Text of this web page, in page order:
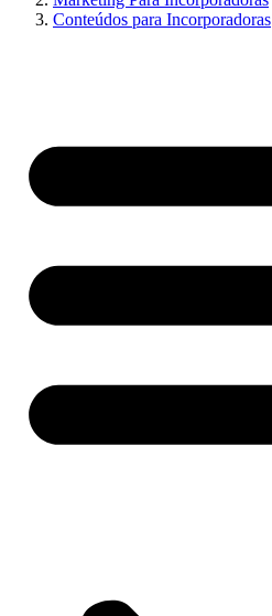
Conteúdos para Incorporadoras